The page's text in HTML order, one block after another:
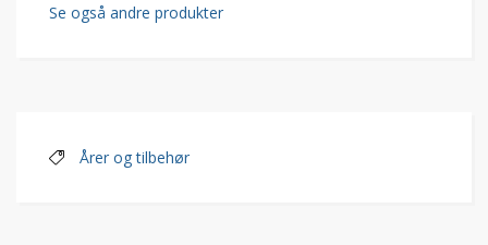
Se også andre produkter
Årer og tilbehør